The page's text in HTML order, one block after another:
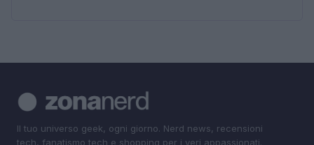
Il tuo universo geek, ogni giorno. Nerd news, recensioni
tech, fanatismo tech e shopping per i veri appassionati.